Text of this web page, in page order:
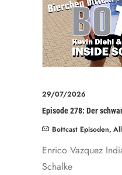
29/07/2026
Episode 278: Der
Bottcast Episoden,
Enrico Vazquez
Schalke